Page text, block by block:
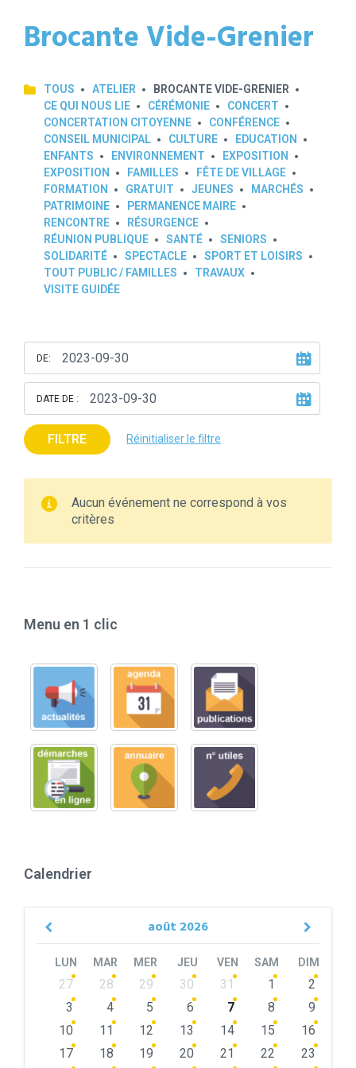
Brocante Vide-Grenier
TOUS ATELIER
BROCANTE VIDE-GRENIER
CE QUI NOUS LIE
CÉRÉMONIE
CONCERT
CONCERTATION CITOYENNE
CONFÉRENCE
CONSEIL MUNICIPAL
CULTURE
EDUCATION
ENFANTS
ENVIRONNEMENT
EXPOSITION
EXPOSITION
FAMILLES
FÊTE DE VILLAGE
FORMATION
GRATUIT JEUNES
MARCHÉS
PATRIMOINE
PERMANENCE MAIRE
RENCONTRE
RÉSURGENCE
RÉUNION PUBLIQUE
SANTÉ
SENIORS
SOLIDARITÉ
SPECTACLE
SPORT ET LOISIRS
TOUT PUBLIC / FAMILLES
TRAVAUX
VISITE GUIDÉE
DE:
DATE DE :
FILTRE Réinitialiser le filtre
Aucun événement ne correspond à vos
critères
Menu en 1 clic
Calendrier
août 2026
Previous
LUN MAR MER JEU VEN SAM DIM
Skip
calendar
27 28 29 30 31 1
2
3
4 5 6 7 8
9
10
11 12 13 14 15
16
17
18 19 20 21 22
23